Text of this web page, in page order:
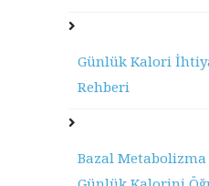
Günlük Kalori
Rehberi
Bazal Metabolizma